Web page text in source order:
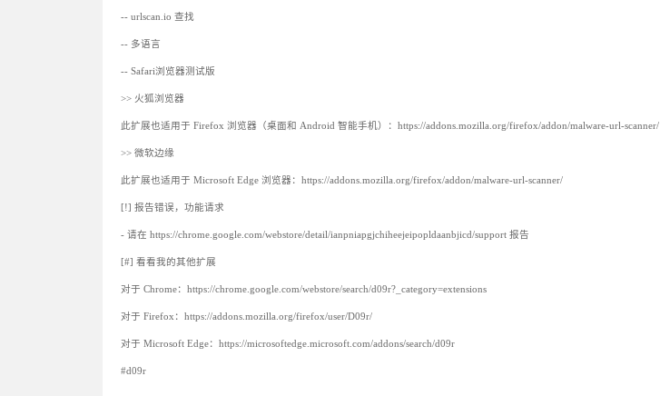
-- urlscan.io 查找
-- 多语言
-- Safari浏览器测试版
>> 火狐浏览器
此扩展也适用于 Firefox 浏览器（桌面和 Android 智能手机）：https://addons.mozilla.org/firefox/addon/malware-url-scanner/
>> 微软边缘
此扩展也适用于 Microsoft Edge 浏览器：https://addons.mozilla.org/firefox/addon/malware-url-scanner/
[!] 报告错误，功能请求
- 请在 https://chrome.google.com/webstore/detail/ianpniapgjchi​​heejeipopldaanbjicd/support 报告
[#] 看看我的其他扩展
对于 Chrome：https://chrome.google.com/webstore/search/d09r?_category=extensions
对于 Firefox：https://addons.mozilla.org/firefox/user/D09r/
对于 Microsoft Edge：https://microsoftedge.microsoft.com/addons/search/d09r
#d09r